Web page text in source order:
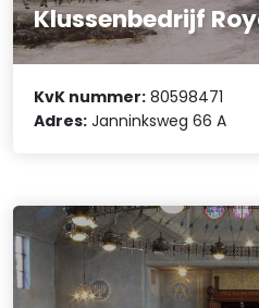
Klussenbedrijf
KvK nummer: 80598471
Adres: Janninksweg 66 A